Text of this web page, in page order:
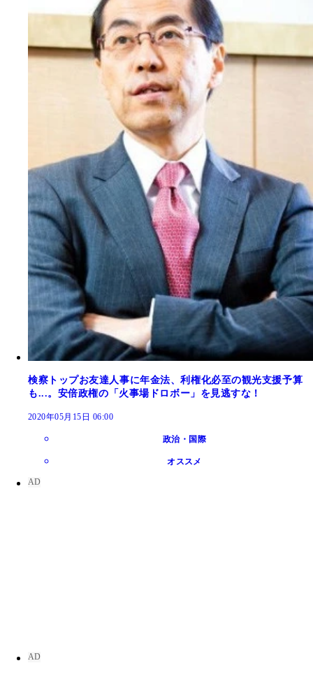
検察トップお友達人事に年金法、利権化必至の観光支援予算
も...。安倍政権の「火事場ドロボー」を見逃すな！
2020年05月15日 06:00
政治・国際
オススメ